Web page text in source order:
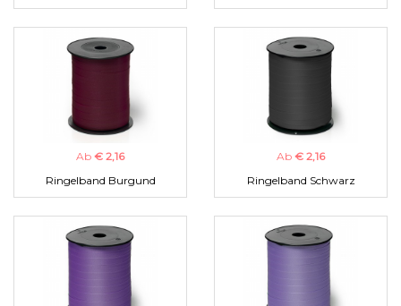
Ab € 2,16
Ringelband Burgund
Ab € 2,16
Ringelband Schwarz